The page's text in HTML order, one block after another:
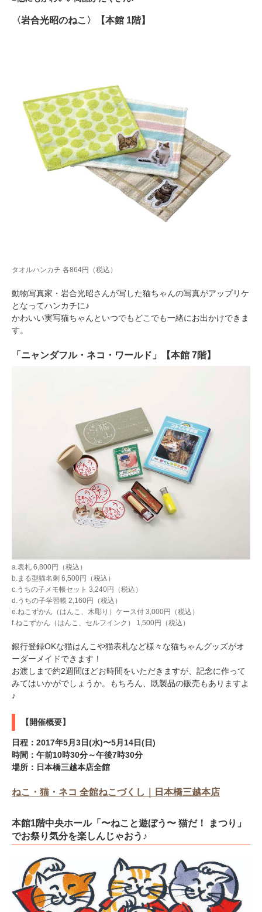
〈岩合光昭のねこ〉【本館 1階】
タオルハンカチ 各864円（税込）
動物写真家・岩合光昭さんが写した猫ちゃんの写真がアップリケ
となってハンカチに♪
かわいい実写猫ちゃんといつでもどこでも一緒にお出かけできま
す。
「ニャンダフル・ネコ・ワールド」【本館 7階】
a.表札 6,800円（税込）
b.まる型猫名刺 6,500円（税込）
c.うちの子メモ帳セット 3,240円（税込）
d.うちの子学習帳 2,160円（税込）
e.ねこずかん（はんこ、木彫り）ケース付 3,000円（税込）
f.ねこずかん（はんこ、セルフインク） 1,500円（税込）
銀行登録OKな猫はんこや猫表札など様々な猫ちゃんグッズがオ
ーダーメイドできます！
お渡しまで約2週間ほどお時間をいただきますが、記念に作って
みてはいかがでしょうか。もちろん、既製品の販売もありますよ
♪
【開催概要】
日程：2017年5月3日(水)〜5月14日(日)
時間：午前10時30分～午後7時30分
場所：日本橋三越本店全館
ねこ・猫・ネコ 全館ねこづくし｜日本橋三越本店
本館1階中央ホール「〜ねこと遊ぼう〜 猫だ！ まつり」
でお祭り気分を楽しんじゃおう♪
pecodogs